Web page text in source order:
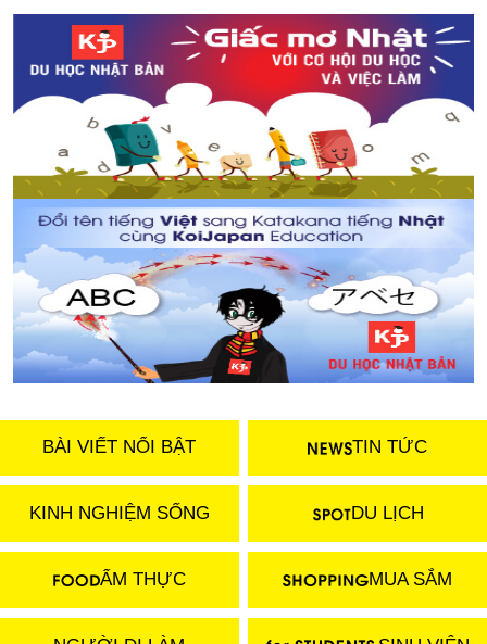
BÀI VIẾT NỔI BẬT TIN TỨC
KINH NGHIỆM SỐNG DU LỊCH
ẨM THỰC MUA SẮM